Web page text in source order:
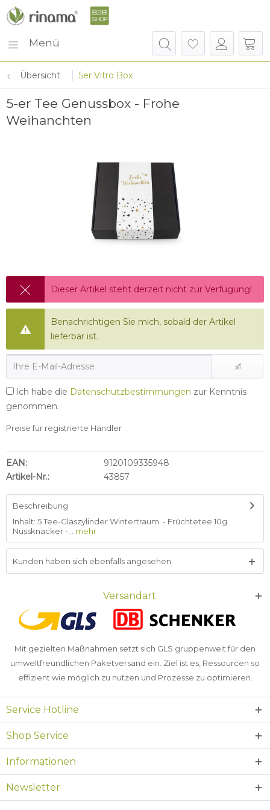
Menü
Übersicht 5er Vitro Box
5-er Tee Genussbox - Frohe
Weihanchten
Dieser Artikel steht derzeit nicht zur Verfügung!
Benachrichtigen Sie mich, sobald der Artikel
lieferbar ist.
Ich habe die Datenschutzbestimmungen zur Kenntnis
genommen.
Preise für registrierte Händler
EAN:
9120109335948
Artikel-Nr.:
43857
Beschreibung
Inhalt: 5 Tee-Glaszylinder Wintertraum - Früchtetee 10g
Nussknacker -...
mehr
Kunden haben sich ebenfalls angesehen
Versandart
Mit gezielten Maßnahmen setzt sich GLS gruppenweit für den
umweltfreundlichen Paketversand ein. Ziel ist es, Ressourcen so
effizient wie möglich zu nutzen und Prozesse zu optimieren.
Service Hotline
Shop Service
Informationen
Newsletter